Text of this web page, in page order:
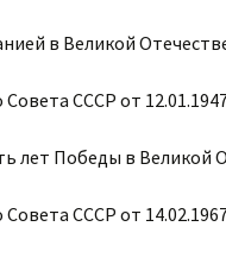
в Великой
СССР от
лет Победы в Великой
СССР от